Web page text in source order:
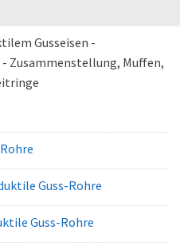
Gusseisen -
Zusammenstellung, Muffen,
Guss-Rohre
Guss-Rohre